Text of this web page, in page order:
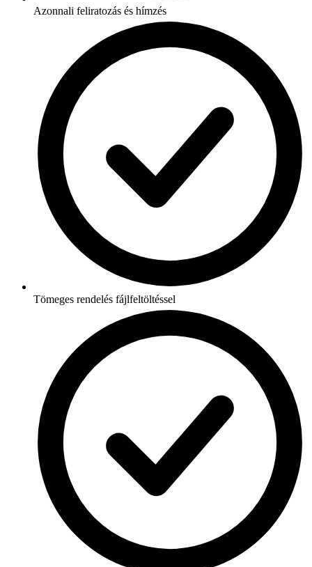
Azonnali feliratozás és hímzés
Tömeges rendelés fájlfeltöltéssel